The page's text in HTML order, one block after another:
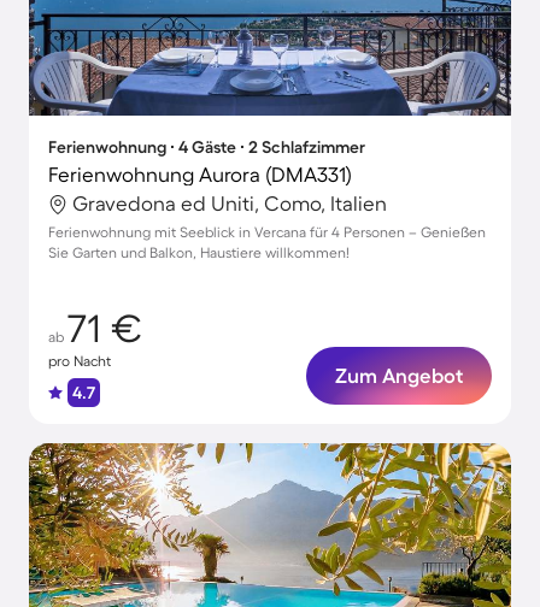
Ferienwohnung ∙ 4 Gäste ∙ 2 Schlafzimmer
Ferienwohnung Aurora (DMA331)
Gravedona ed Uniti, Como, Italien
Ferienwohnung mit Seeblick in Vercana für 4 Personen – Genießen
Sie Garten und Balkon, Haustiere willkommen!
ab 71 €
pro Nacht
4.7
Zum Angebot